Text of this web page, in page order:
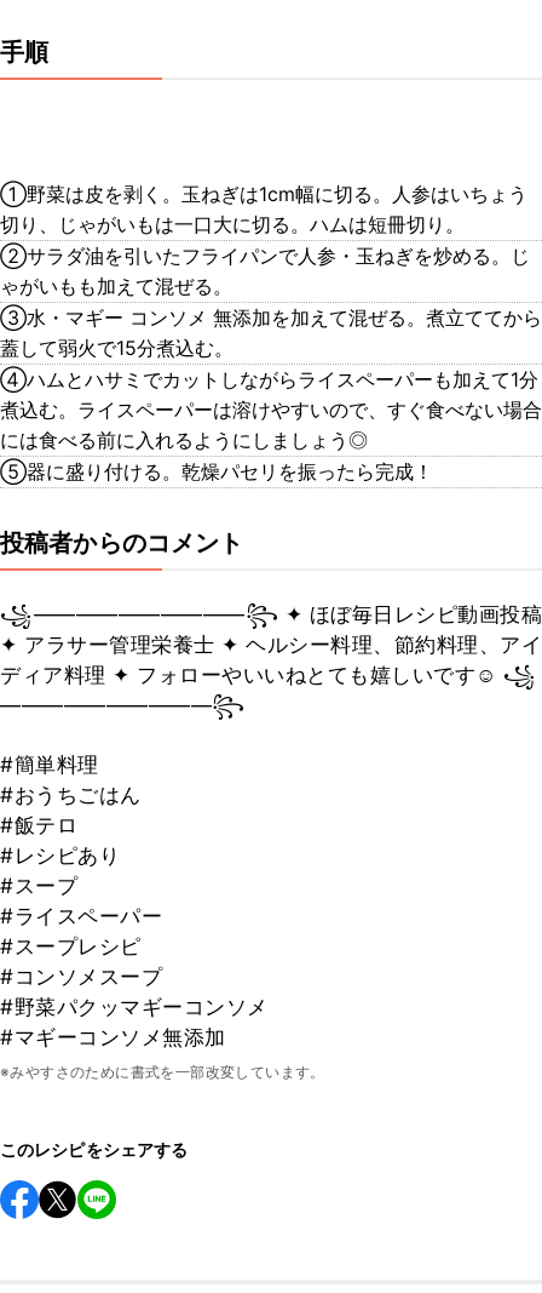
手順
①野菜は皮を剥く。玉ねぎは1cm幅に切る。人参はいちょう
切り、じゃがいもは一口大に切る。ハムは短冊切り。
②サラダ油を引いたフライパンで人参・玉ねぎを炒める。じ
ゃがいもも加えて混ぜる。
③水・マギー コンソメ 無添加を加えて混ぜる。煮立ててから
蓋して弱火で15分煮込む。
④ハムとハサミでカットしながらライスペーパーも加えて1分
煮込む。ライスペーパーは溶けやすいので、すぐ食べない場合
には食べる前に入れるようにしましょう◎
⑤器に盛り付ける。乾燥パセリを振ったら完成！
投稿者からのコメント
꧁——————————꧂ ✦ ほぼ毎日レシピ動画投稿
✦ アラサー管理栄養士 ✦ ヘルシー料理、節約料理、アイ
ディア料理 ✦ フォローやいいねとても嬉しいです☺︎ ꧁
——————————꧂
#簡単料理
#おうちごはん
#飯テロ
#レシピあり
#スープ
#ライスペーパー
#スープレシピ
#コンソメスープ
#野菜パクッマギーコンソメ
#マギーコンソメ無添加
※みやすさのために書式を一部改変しています。
このレシピをシェアする